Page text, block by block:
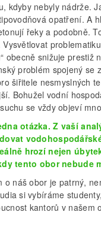
kdyby nebyly nádrže.
opatření. A
řeky a podobně.
obecně snižuje
problém spojený
šiřitele nesmyslných
Bohužel vodní
se vždy objeví
otázka. Z vaší
hrozí nejen
tento obor nebude
o náš obor je patrný,
si vybíráme
kantorů v našem